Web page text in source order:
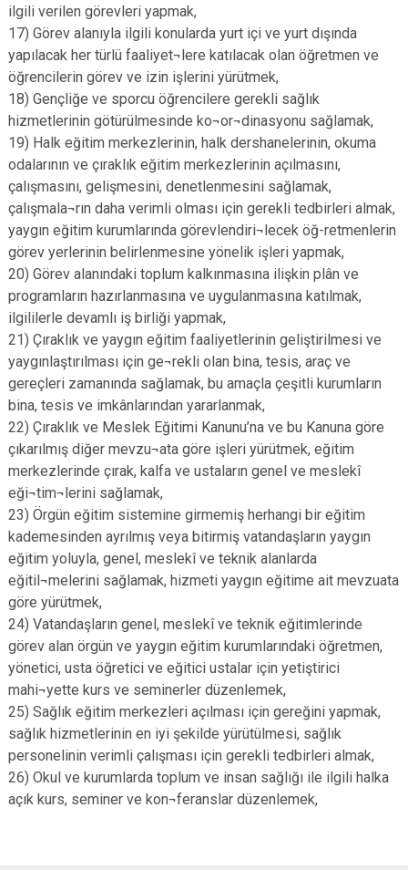
ilgili verilen görevleri yapmak,
17) Görev alanıyla ilgili konularda yurt içi ve yurt dışında
yapılacak her türlü faaliyet¬lere katılacak olan öğretmen ve
öğrencilerin görev ve izin işlerini yürütmek,
18) Gençliğe ve sporcu öğrencilere gerekli sağlık
hizmetlerinin götürülmesinde ko¬or¬dinasyonu sağlamak,
19) Halk eğitim merkezlerinin, halk dershanelerinin, okuma
odalarının ve çıraklık eğitim merkezlerinin açılmasını,
çalışmasını, gelişmesini, denetlenmesini sağlamak,
çalışmala¬rın daha verimli olması için gerekli tedbirleri almak,
yaygın eğitim kurumlarında görevlendiri¬lecek öğ-retmenlerin
görev yerlerinin belirlenmesine yönelik işleri yapmak,
20) Görev alanındaki toplum kalkınmasına ilişkin plân ve
programların hazırlanmasına ve uygulanmasına katılmak,
ilgililerle devamlı iş birliği yapmak,
21) Çıraklık ve yaygın eğitim faaliyetlerinin geliştirilmesi ve
yaygınlaştırılması için ge¬rekli olan bina, tesis, araç ve
gereçleri zamanında sağlamak, bu amaçla çeşitli kurumların
bina, tesis ve imkânlarından yararlanmak,
22) Çıraklık ve Meslek Eğitimi Kanunu’na ve bu Kanuna göre
çıkarılmış diğer mevzu¬ata göre işleri yürütmek, eğitim
merkezlerinde çırak, kalfa ve ustaların genel ve meslekî
eği¬tim¬lerini sağlamak,
23) Örgün eğitim sistemine girmemiş herhangi bir eğitim
kademesinden ayrılmış veya bitirmiş vatandaşların yaygın
eğitim yoluyla, genel, meslekî ve teknik alanlarda
eğitil¬melerini sağlamak, hizmeti yaygın eğitime ait mevzuata
göre yürütmek,
24) Vatandaşların genel, meslekî ve teknik eğitimlerinde
görev alan örgün ve yaygın eğitim kurumlarındaki öğretmen,
yönetici, usta öğretici ve eğitici ustalar için yetiştirici
mahi¬yette kurs ve seminerler düzenlemek,
25) Sağlık eğitim merkezleri açılması için gereğini yapmak,
sağlık hizmetlerinin en iyi şekilde yürütülmesi, sağlık
personelinin verimli çalışması için gerekli tedbirleri almak,
26) Okul ve kurumlarda toplum ve insan sağlığı ile ilgili halka
açık kurs, seminer ve kon¬feranslar düzenlemek,